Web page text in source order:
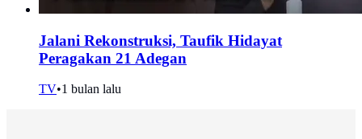
Jalani Rekonstruksi, Taufik Hidayat
Peragakan 21 Adegan
TV•1 bulan lalu